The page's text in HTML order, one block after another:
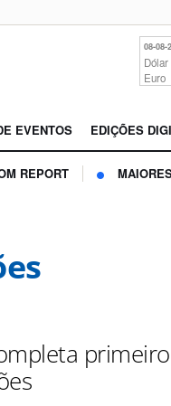
08-08-
Dólar
Euro
EVENTOS EDIÇÕES
REPORT